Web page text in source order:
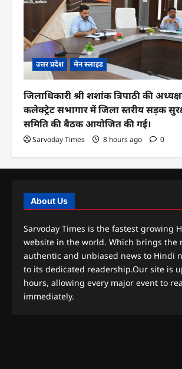
उत्तर प्रदेश मेन स्लाइड
जिलाधिकारी श्री शशांक त्रिपाठी की
कलेक्ट्रेट सभागार में जिला स्तरीय सड़क
समिति की बैठक आयोजित की गई।
Sarvoday Times 8 hours ago 0
About Us
Sarvoday Times is the fastest growing
website in the world. Which brings the
authentic and unbiased news to Hindi
to its dedicated readership.Our site is
hours, allowing every major event to
immediately.